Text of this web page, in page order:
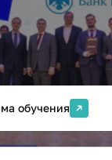
безопасности
при
обучения